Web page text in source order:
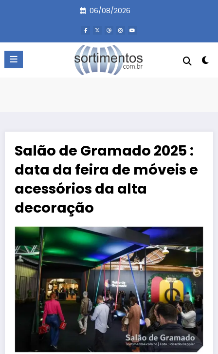
06/08/2026
Salão de Gramado 2025 :
data da feira de móveis e
acessórios da alta
decoração